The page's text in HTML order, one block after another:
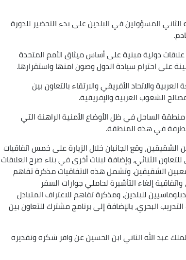
المسؤولين في البلدين على بدء التحضير للدورة
دولية مبنية على أساس ميثاق الأمم المتحدة
على احترام سيادة الدول وصون امنها واستقرارها.
والاتحاد الأفريقي والارتقاء بالتعاون بين
الشعوب العربية والإفريقية.
الساحل في ظل الأوضاع الأمنية الراهنة التي
في هذه المنطقة.
الشقيقين، وقع الجانبان خلال الزيارة على خمس اتفاقيات
الثنائي، وإضافة لبنات أخرى في بناء صرح العلاقات
الشقيقين. وتشمل هذه الاتفاقيات مذكرة تفاهم
إلغاء التأشيرة لحاملي جوازات السفر
للبلدين، ومذكرة تفاهم للاعتراف المتبادل
البحري، بالإضافة إلى برنامج مشترك للتعاون بين
عبد الله الثاني ابن الحسين عن وافر شكره وتقديره